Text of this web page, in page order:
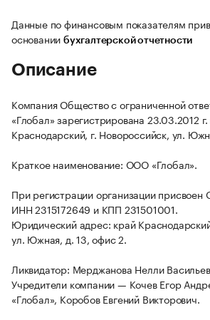
Данные по финансовым показателям
основании бухгалтерской отчетности
Описание
Компания Общество с ограниченной
«Глобал» зарегистрирована 23.03.2012
Краснодарский, г. Новороссийск, ул.
Краткое наименование: ООО «Глобал».
При регистрации организации присвоен
ИНН 2315172649 и КПП 231501001.
Юридический адрес: край
ул. Южная, д. 13, офис 2.
Ликвидатор: Мерджанова Нелли
Учредители компании — Кочев Егор
«Глобал», Коробов Евгений Викторович.